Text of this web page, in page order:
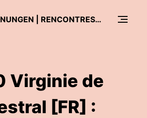
BEGEGNUNGEN | RENCONTRES | INCONTRI @FONDETUDES
Virginie de
[FR] :